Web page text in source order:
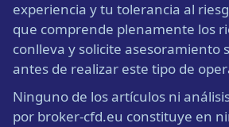
experiencia y tu tolerancia al
que comprende plenamente los
conlleva y solicite asesoramiento
antes de realizar este tipo de
Ninguno de los artículos ni
por broker-cfd.eu constituye en